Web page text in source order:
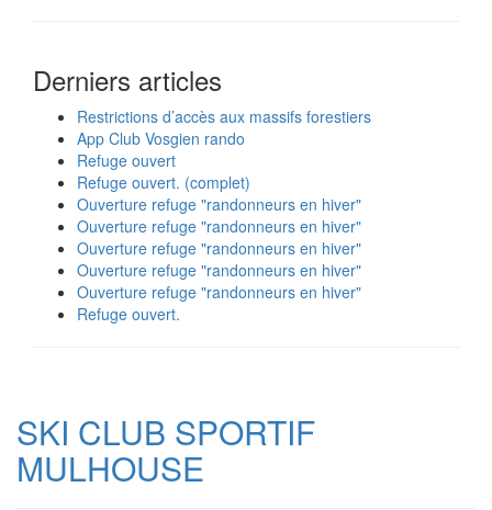
Derniers articles
Restrictions d’accès aux massifs forestiers
App Club Vosgien rando
Refuge ouvert
Refuge ouvert. (complet)
Ouverture refuge "randonneurs en hiver"
Ouverture refuge "randonneurs en hiver"
Ouverture refuge "randonneurs en hiver"
Ouverture refuge "randonneurs en hiver"
Ouverture refuge "randonneurs en hiver"
Refuge ouvert.
SKI CLUB SPORTIF
MULHOUSE